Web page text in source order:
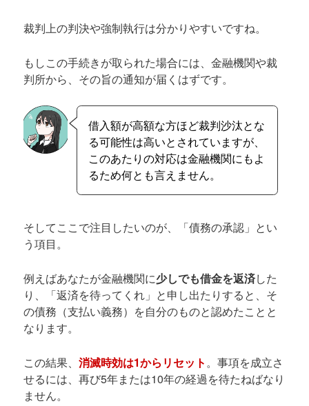
裁判上の判決や強制執行は分かりやすいですね。
もしこの手続きが取られた場合には、金融機関や裁
判所から、その旨の通知が届くはずです。
借入額が高額な方ほど裁判沙汰とな
る可能性は高いとされていますが、
このあたりの対応は金融機関にもよ
るため何とも言えません。
そしてここで注目したいのが、「債務の承認」とい
う項目。
例えばあなたが金融機関に少しでも借金を返済した
り、「返済を待ってくれ」と申し出たりすると、そ
の債務（支払い義務）を自分のものと認めたことと
なります。
この結果、消滅時効は1からリセット。事項を成立さ
せるには、再び5年または10年の経過を待たねばなり
ません。